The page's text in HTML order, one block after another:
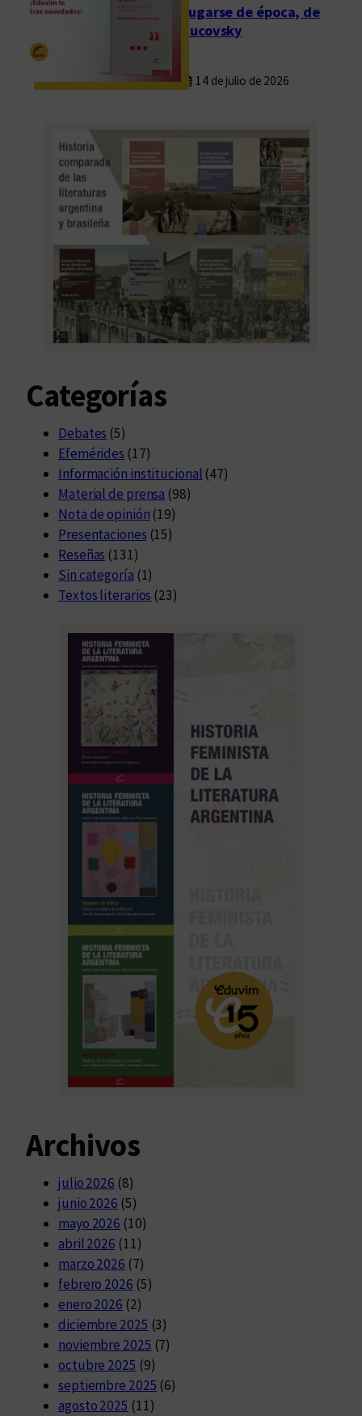
Fugarse de época, de
Rucovsky
14 de julio de 2026
Categorías
Debates (5)
Efemérides (17)
Información institucional (47)
Material de prensa (98)
Nota de opinión (19)
Presentaciones (15)
Reseñas (131)
Sin categoría (1)
Textos literarios (23)
Archivos
julio 2026 (8)
junio 2026 (5)
mayo 2026 (10)
abril 2026 (11)
marzo 2026 (7)
febrero 2026 (5)
enero 2026 (2)
diciembre 2025 (3)
noviembre 2025 (7)
octubre 2025 (9)
septiembre 2025 (6)
agosto 2025 (11)